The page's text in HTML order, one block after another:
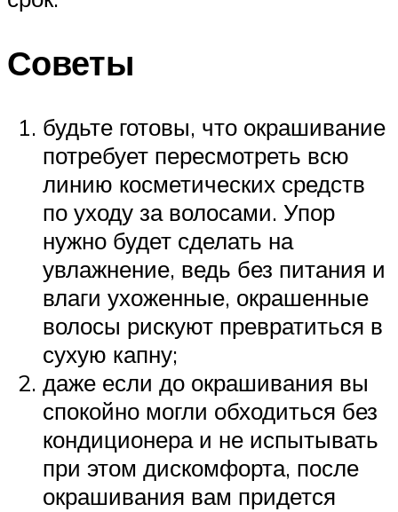
Советы
будьте готовы, что окрашивание
потребует пересмотреть всю
линию косметических средств
по уходу за волосами. Упор
нужно будет сделать на
увлажнение, ведь без питания и
влаги ухоженные, окрашенные
волосы рискуют превратиться в
сухую капну;
даже если до окрашивания вы
спокойно могли обходиться без
кондиционера и не испытывать
при этом дискомфорта, после
окрашивания вам придется